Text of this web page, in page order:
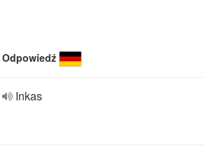
Odpowiedź
Inkas